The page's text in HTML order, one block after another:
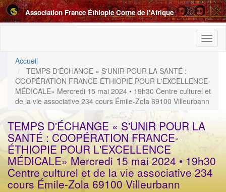
Aller
au
contenu
Association France Éthiopie Corne de l'Afrique
Accueil
TEMPS D'ÉCHANGE « S'UNIR POUR LA SANTÉ :
COOPÉRATION FRANCE-ÉTHIOPIE POUR L'EXCELLENCE
MÉDICALE» Mercredi 15 mai 2024 • 19h30 Centre culturel et
de la vie associative 234 cours Émile-Zola 69100 Villeurbann
TEMPS D'ÉCHANGE « S'UNIR POUR LA
SANTÉ : COOPÉRATION FRANCE-
ÉTHIOPIE POUR L'EXCELLENCE
MÉDICALE» Mercredi 15 mai 2024 • 19h30
Centre culturel et de la vie associative 234
cours Émile-Zola 69100 Villeurbann